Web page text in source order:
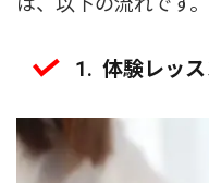
体験レッ